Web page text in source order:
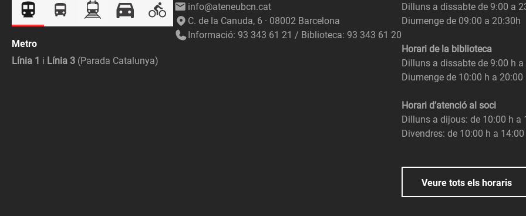
Metro
Línia 1 i Línia 3 (Parada Catalunya)
info@ateneubcn.cat
C. de la Canuda, 6 · 08002 Barcelona
Informació: 93 343 61 21 / Biblioteca: 93 343 61 20
Dilluns a dissabte de 9:00 a
Diumenge de 09:00 a 20:30h
Horari de la biblioteca
Dilluns a dissabte de 9:00 h
Diumenge de 10:00 h a 20:00
Horari d’atenció al soci
Dilluns a dijous: de 10:00 h a
Divendres: de 10:00 h a
Veure tots els horaris